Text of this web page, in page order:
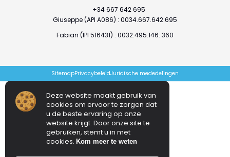
+34 667 642 695
Giuseppe (API A086) : 0034.667.642.695
Fabian (IPI 516431) : 0032.495.146. 360
SitemapPrivacybeleidJuridische mededelingen
Deze website maakt gebruik van
cookies om ervoor te zorgen dat
u de beste ervaring op onze
website krijgt. Door onze site te
gebruiken, stemt u in met
cookies. Kom meer te weten